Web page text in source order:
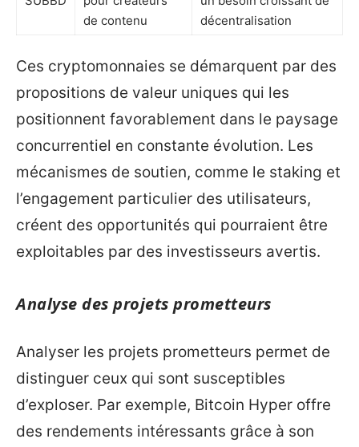
de contenu
décentralisation
Ces cryptomonnaies se démarquent par des
propositions de valeur uniques qui les
positionnent favorablement dans le paysage
concurrentiel en constante évolution. Les
mécanismes de soutien, comme le staking et
l’engagement particulier des utilisateurs,
créent des opportunités qui pourraient être
exploitables par des investisseurs avertis.
Analyse des projets prometteurs
Analyser les projets prometteurs permet de
distinguer ceux qui sont susceptibles
d’exploser. Par exemple, Bitcoin Hyper offre
des rendements intéressants grâce à son